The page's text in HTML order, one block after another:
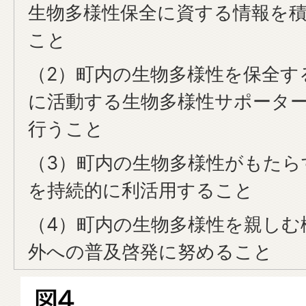
生物多様性保全に資する情報を
こと
（2）町内の生物多様性を保全
に活動する生物多様性サポータ
行うこと
（3）町内の生物多様性がもた
を持続的に利活用すること
（4）町内の生物多様性を親し
外への普及啓発に努めること